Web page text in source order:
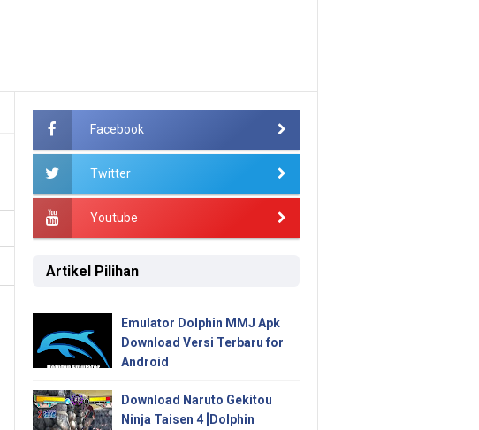
Facebook
Twitter
Youtube
Artikel Pilihan
Emulator Dolphin MMJ Apk
Download Versi Terbaru for
Android
Download Naruto Gekitou
Ninja Taisen 4 [Dolphin